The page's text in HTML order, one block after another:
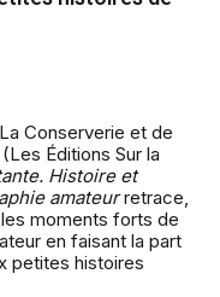
Conserverie et de
Éditions Sur la
Histoire et
amateurretrace,
moments forts de
en faisant la part
petites histoires